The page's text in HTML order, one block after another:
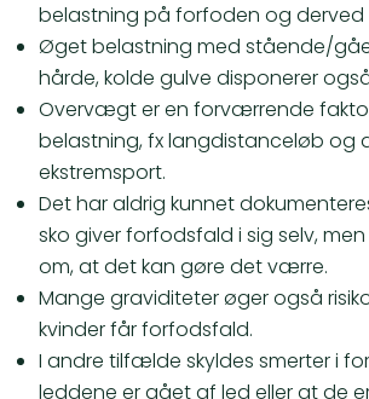
belastning på forfoden og derved
Øget belastning med stående/
hårde, kolde gulve disponerer
Overvægt er en forværrende
belastning, fx langdistanceløb og
ekstremsport.
Det har aldrig kunnet
sko giver forfodsfald i sig selv,
om, at det kan gøre det værre.
Mange graviditeter øger også
kvinder får forfodsfald.
I andre tilfælde skyldes smerter i
leddene er gået af led eller at de